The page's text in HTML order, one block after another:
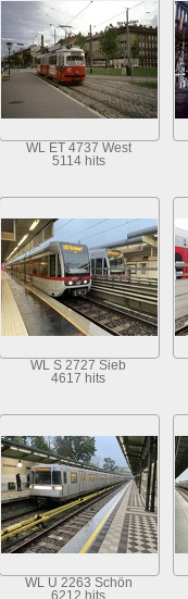
WL ET 4737 West
5114 hits
WL S 2727 Sieb
4617 hits
WL U 2263 Schön
6212 hits